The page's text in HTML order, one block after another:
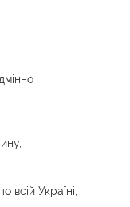
Україні,